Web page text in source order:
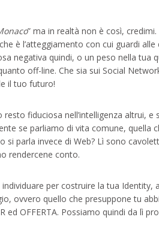
” ma in realtà non è così,
è l’atteggiamento con cui guardi alle
negativa quindi, o un peso nella tua
off-line. Che sia sui Social
il tuo futuro!
fiduciosa nell’intelligenza altrui, e
se parliamo di vita comune, quella
si parla invece di Web? Lì sono
rendercene conto.
per costruire la tua Identity,
ovvero quello che presuppone tu
ed OFFERTA. Possiamo quindi da lì